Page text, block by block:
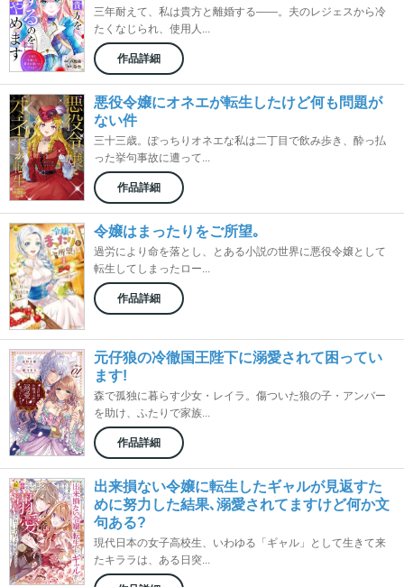
三年耐えて、私は貴方と離婚する――。夫のレジェスから冷
たくなじられ、使用人...
作品詳細
悪役令嬢にオネエが転生したけど何も問題が
ない件
三十三歳。ぽっちりオネエな私は二丁目で飲み歩き、酔っ払
った挙句事故に遭って...
作品詳細
令嬢はまったりをご所望｡
過労により命を落とし、とある小説の世界に悪役令嬢として
転生してしまったロー...
作品詳細
元仔狼の冷徹国王陛下に溺愛されて困ってい
ます!
森で孤独に暮らす少女・レイラ。傷ついた狼の子・アンバー
を助け、ふたりで家族...
作品詳細
出来損ない令嬢に転生したギャルが見返すた
めに努力した結果､溺愛されてますけど何か文
句ある?
現代日本の女子高校生、いわゆる「ギャル」として生きて来
たキララは、ある日突...